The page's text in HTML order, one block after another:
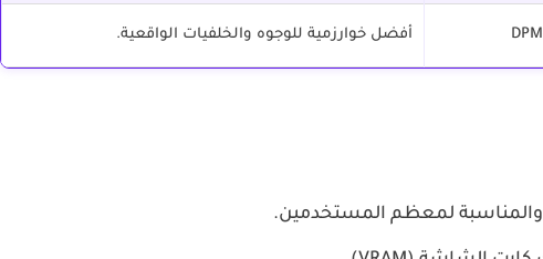
أفضل خوارزمية للوجوه والخلفيات الواقعية.
والمناسبة لمعظم المستخدمين.